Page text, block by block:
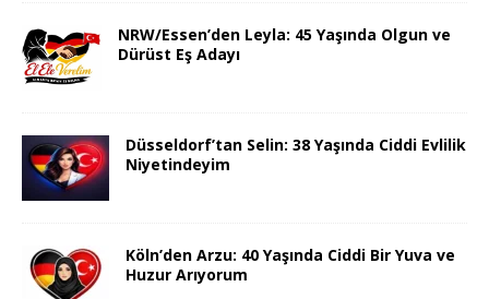
NRW/Essen’den Leyla: 45 Yaşında Olgun ve
Dürüst Eş Adayı
Düsseldorf’tan Selin: 38 Yaşında Ciddi Evlilik
Niyetindeyim
Köln’den Arzu: 40 Yaşında Ciddi Bir Yuva ve
Huzur Arıyorum